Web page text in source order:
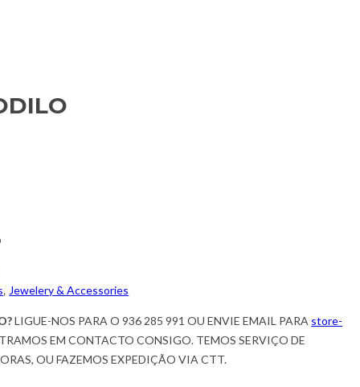
,Jewelery & Accessories
LIGUE-NOS PARA O 936 285 991 OU ENVIE EMAIL PARA store-
EM CONTACTO CONSIGO. TEMOS SERVIÇO DE
OU FAZEMOS EXPEDIÇÃO VIA CTT.